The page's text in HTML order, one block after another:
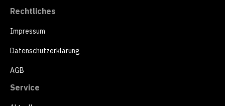
in Marketing,
Vertrieb und Service.